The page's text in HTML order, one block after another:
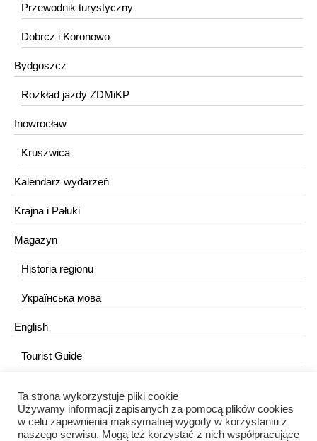
Przewodnik turystyczny
Dobrcz i Koronowo
Bydgoszcz
Rozkład jazdy ZDMiKP
Inowrocław
Kruszwica
Kalendarz wydarzeń
Krajna i Pałuki
Magazyn
Historia regionu
Українська мова
English
Tourist Guide
KONTAKT
redakcja@portalkujawski.pl
Ta strona wykorzystuje pliki cookie
Używamy informacji zapisanych za pomocą plików cookies
w celu zapewnienia maksymalnej wygody w korzystaniu z
naszego serwisu. Mogą też korzystać z nich współpracujące